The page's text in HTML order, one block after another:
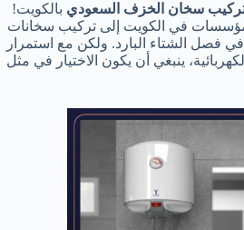
سخان الخزف السعودي بالكويت!
في الكويت إلى تركيب سخانات
فصل الشتاء البارد. ولكن مع استمرار
ينبغي أن يكون الاختيار في مثل